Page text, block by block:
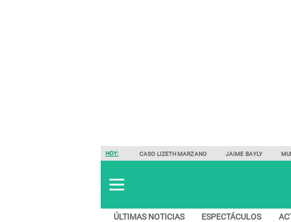
HOY: CASO LIZETH MARZANO JAIME BAYLY
ÚLTIMAS NOTICIAS ESPECTÁCULOS